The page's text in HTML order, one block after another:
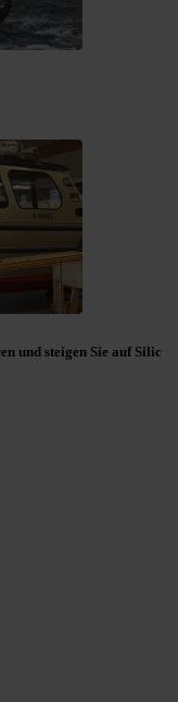
und steigen Sie auf Silic